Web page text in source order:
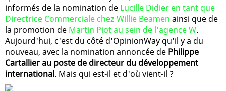
informés de la nomination de Lucille Didier en tant que
Directrice Commerciale chez Willie Beamen ainsi que de
la promotion de Martin Piot au sein de l'agence W.
Aujourd'hui, c'est du côté d'OpinionWay qu'il y a du
nouveau, avec la nomination annoncée de Philippe
Cartallier au poste de directeur du développement
international. Mais qui est-il et d'où vient-il ?